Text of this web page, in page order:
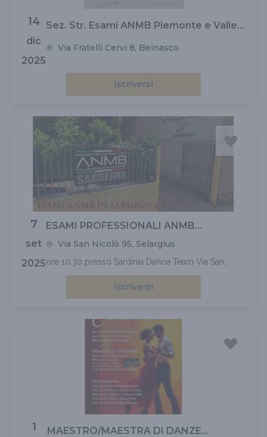
14
dic
2025
Sez. Str. Esami ANMB Piemonte e Valle
Via Fratelli Cervi 8, Beinasco
Iscriversi
7
set
2025
ESAMI PROFESSIONALI ANMB
SARDEGNA
Via San Nicolò 95, Selargius
ore 10.30 presso Sardinia Dance Team Via San
Nicolò 95/97 - 09047 Selargius CA per info 392 281
Iscriversi
1
MAESTRO/MAESTRA DI DANZE